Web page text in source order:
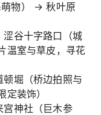
萌物） → 秋叶原
涩谷十字路口（城
温室与草皮，寻花
顿堀（桥边拍照与
装饰）
宫神社（巨木参